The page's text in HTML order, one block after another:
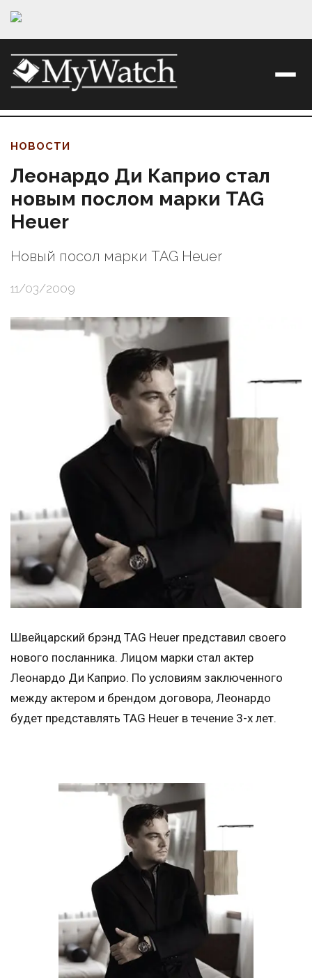
НОВОСТИ
Леонардо Ди Каприо стал
новым послом марки TAG
Heuer
Новый посол марки TAG Heuer
11/03/2009
Швейцарский брэнд TAG Heuer представил своего
нового посланника. Лицом марки стал актер
Леонардо Ди Каприо. По условиям заключенного
между актером и брендом договора, Леонардо
будет представлять TAG Heuer в течение 3-х лет.